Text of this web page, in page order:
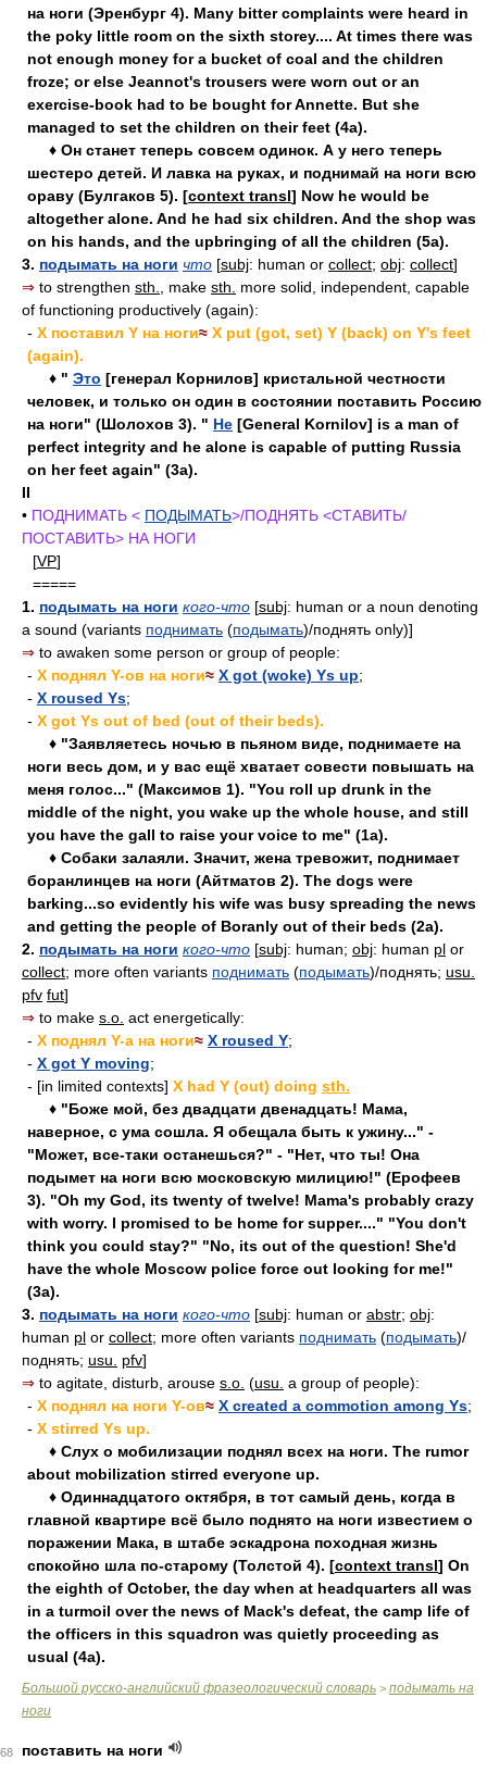
на ноги (Эренбург 4). Many bitter complaints were heard in
the poky little room on the sixth storey.... At times there was
not enough money for a bucket of coal and the children
froze; or else Jeannot's trousers were worn out or an
exercise-book had to be bought for Annette. But she
managed to set the children on their feet (4a).
♦ Он станет теперь совсем одинок. А у него теперь
шестеро детей. И лавка на руках, и поднимай на ноги всю
ораву (Булгаков 5). [context transl] Now he would be
altogether alone. And he had six children. And the shop was
on his hands, and the upbringing of all the children (5a).
3. подымать на ноги что [subj: human or collect; obj: collect]
⇒ to strengthen sth. , make sth.
more solid, independent, capable
of functioning productively (again):
- X поставил Y на ноги≈ X put (got, set) Y (back) on Y's feet
(again).
♦ " Это [генерал Корнилов] кристальной честности
человек, и только он один в состоянии поставить Россию
на ноги" (Шолохов 3). " Не [General Kornilov] is a man of
perfect integrity and he alone is capable of putting Russia
on her feet again" (3a).
II
• ПОДНИМАТЬ < ПОДЫМАТЬ>/ПОДНЯТЬ <СТАВИТЬ/
ПОСТАВИТЬ> НА НОГИ
[VP]
=====
1. подымать на ноги кого-что [subj: human or a noun denoting
a sound (variants поднимать (подымать)/поднять only)]
⇒ to awaken some person or group of people:
- X поднял Y-ов на ноги≈ X got (woke) Ys up;
- X roused Ys;
- X got Ys out of bed (out of their beds).
♦ "Заявляетесь ночью в пьяном виде, поднимаете на
ноги весь дом, и у вас ещё хватает совести повышать на
меня голос..." (Максимов 1). "You roll up drunk in the
middle of the night, you wake up the whole house, and still
you have the gall to raise your voice to me" (1a).
♦ Собаки залаяли. Значит, жена тревожит, поднимает
боранлинцев на ноги (Айтматов 2). The dogs were
barking...so evidently his wife was busy spreading the news
and getting the people of Boranly out of their beds (2a).
2. подымать на ноги кого-что [subj: human; obj: human pl or
collect; more often variants поднимать (подымать)/поднять; usu.
pfv fut]
⇒ to make s.o. act energetically:
- X поднял Y-а на ноги≈ X roused Y;
- X got Y moving;
- [in limited contexts] X had Y (out) doing sth.
♦ "Боже мой, без двадцати двенадцать! Мама,
наверное, с ума сошла. Я обещала быть к ужину..." -
"Может, все-таки останешься?" - "Нет, что ты! Она
подымет на ноги всю московскую милицию!" (Ерофеев
3). "Oh my God, its twenty of twelve! Mama's probably crazy
with worry. I promised to be home for supper...." "You don't
think you could stay?" "No, its out of the question! She'd
have the whole Moscow police force out looking for me!"
(3a).
3. подымать на ноги кого-что [subj: human or abstr; obj:
human pl or collect; more often variants поднимать (подымать)/
поднять; usu. pfv]
⇒ to agitate, disturb, arouse s.o. (usu. a group of people):
- X поднял на ноги Y-ов≈ X created a commotion among Ys;
- X stirred Ys up.
♦ Слух о мобилизации поднял всех на ноги. The rumor
about mobilization stirred everyone up.
♦ Одиннадцатого октября, в тот самый день, когда в
главной квартире всё было поднято на ноги известием о
поражении Мака, в штабе эскадрона походная жизнь
спокойно шла по-старому (Толстой 4). [context transl] On
the eighth of October, the day when at headquarters all was
in a turmoil over the news of Mack's defeat, the camp life of
the officers in this squadron was quietly proceeding as
usual (4a).
Большой русско-английский фразеологический словарь > подымать на
ноги
68 поставить на ноги